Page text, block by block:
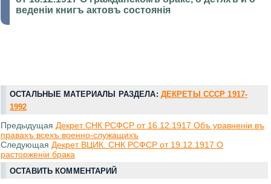
веденiи книгъ актовъ состоянiя
ОСТАЛЬНЫЕ МАТЕРИАЛЫ РАЗДЕЛА: ДЕКРЕТЫ СССР 1917-
1992
Предыдущая Декрет СНК РСФСР от 16.12.1917 Объ уравненiи въ
правахъ всехъ военно-служащихъ
Следующая Декрет ВЦИК. СНК РСФСР от 19.12.1917 О
расторженiи брака
ОСТАВИТЬ КОММЕНТАРИЙ